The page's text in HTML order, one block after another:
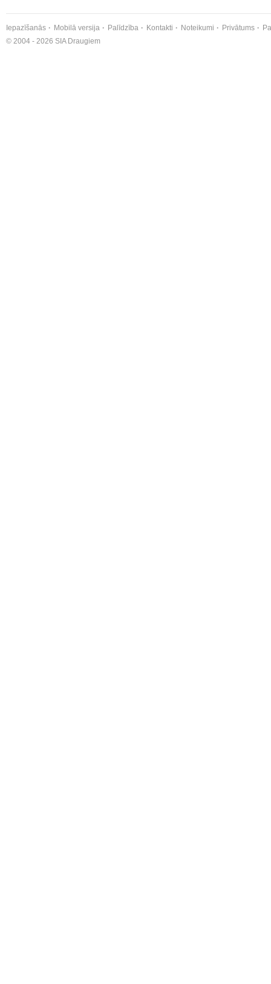
Iepazīšanās Mobilā versija Palīdzība Kontakti Noteikumi Privātums
© 2004 - 2026 SIA Draugiem